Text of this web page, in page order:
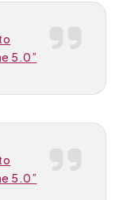
5.0”
5.0”